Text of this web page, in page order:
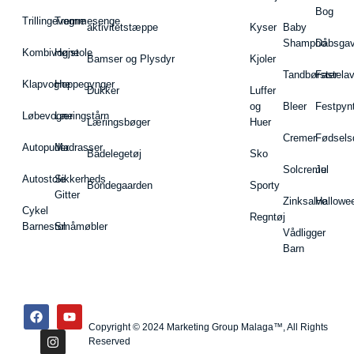
Trillingevogne
Kombivogne
Klapvogne
Løbevogne
Autopuder
Autostole
Cykel
Barnestol
Tremmesenge
Højstole
Hoppegynger
Læringstårn
Madrasser
Sikkerheds
Gitter
Småmøbler
aktivitetstæppe
Bamser og Plysdyr
Dukker
Læringsbøger
Badelegetøj
Bondegaarden
Kyser
Kjoler
Luffer
og
Huer
Sko
Sporty
Regntøj
Baby
Shampoo
Tandbørster
Bleer
Cremer
Solcreme
Zinksalve
Vådligger
Barn
Bog
Jul
Copyright © 2024 Marketing Group Malaga™, All Rights
Reserved